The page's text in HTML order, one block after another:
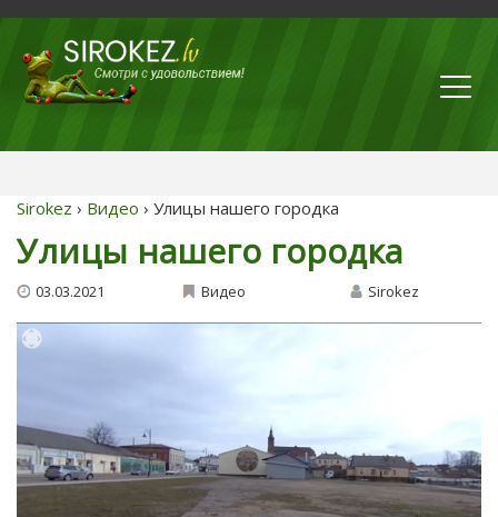
Sirokez › Видео › Улицы нашего городка
Улицы нашего городка
03.03.2021 Видео Sirokez